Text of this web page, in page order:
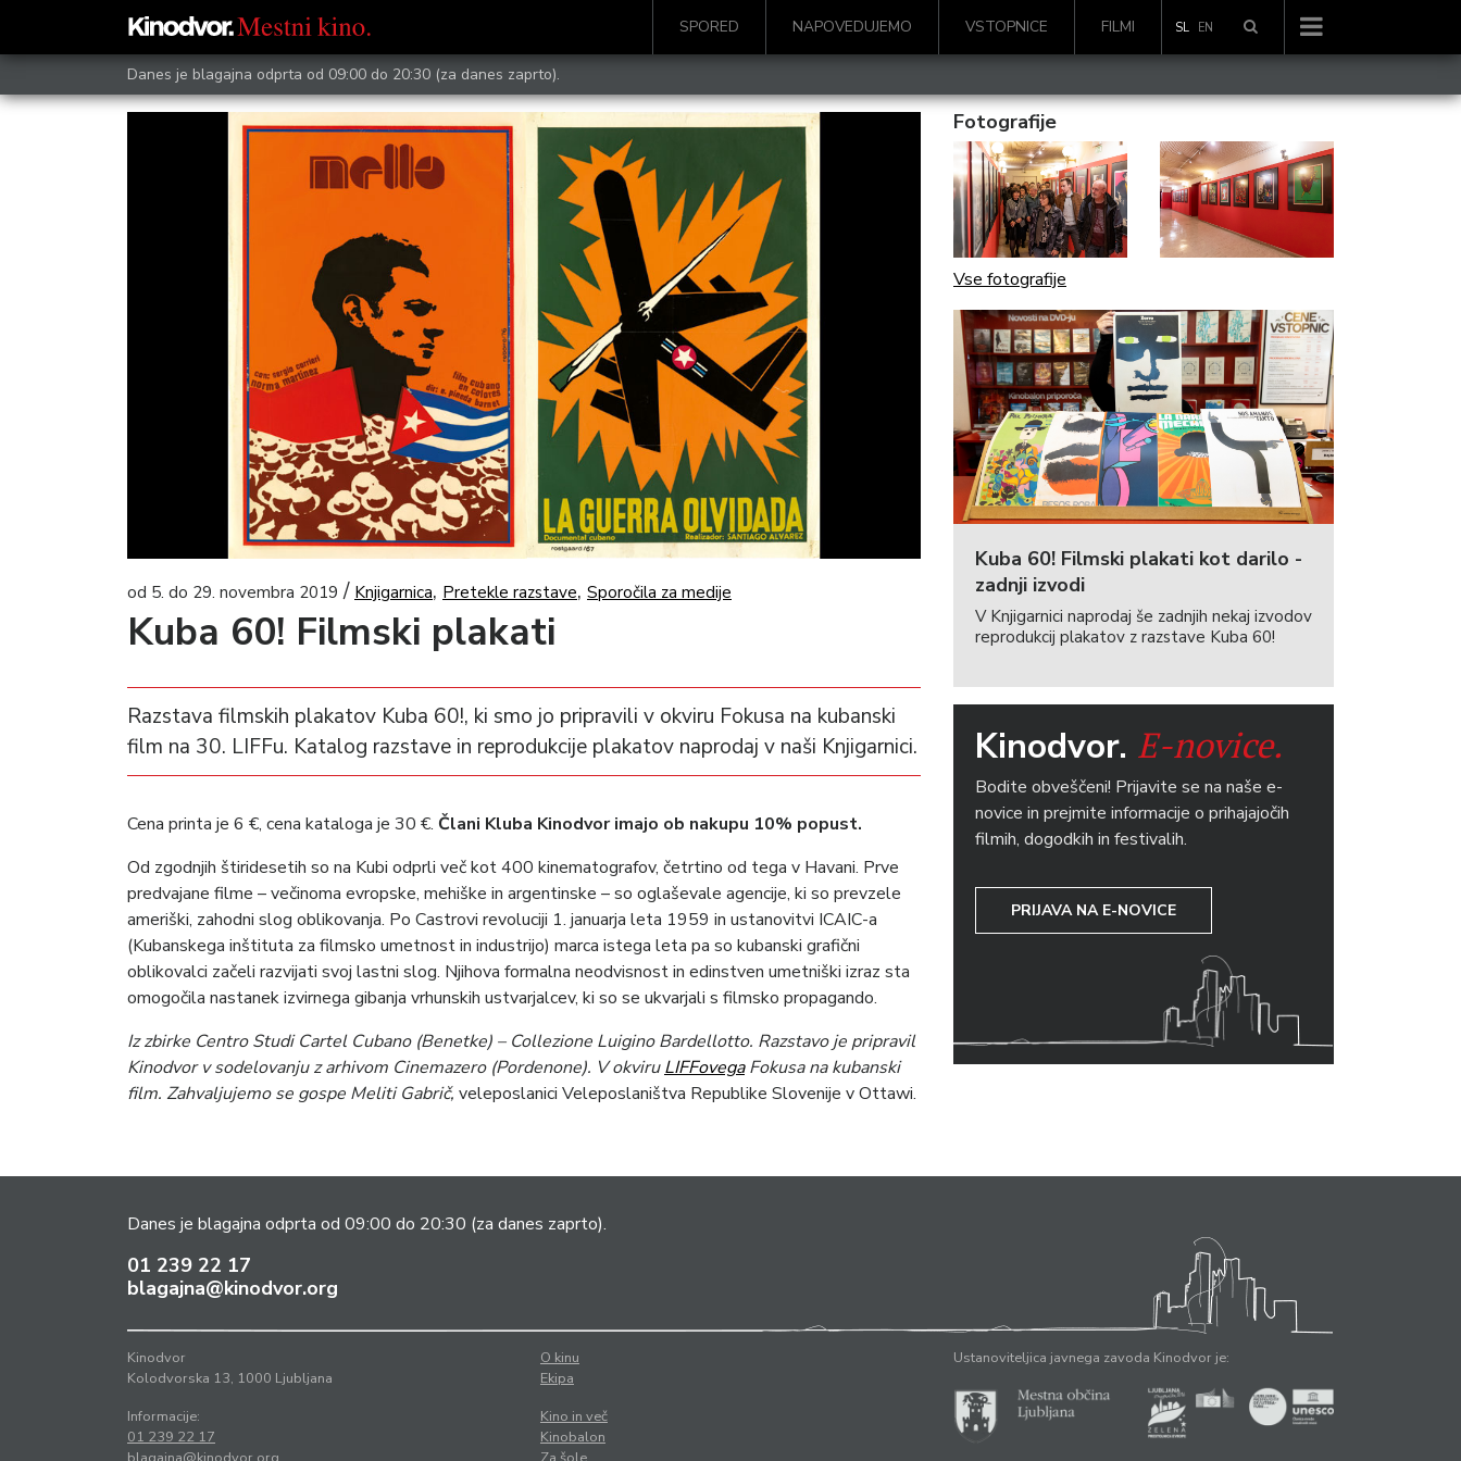
SPORED NAPOVEDUJEMO VSTOPNICE FILMI SL EN
Danes je blagajna odprta od 09:00 do 20:30 (za danes zaprto).
od 5. do 29. novembra 2019 / Knjigarnica, Pretekle razstave, Sporočila za medije
Kuba 60! Filmski plakati
Razstava filmskih plakatov Kuba 60!, ki smo jo pripravili v okviru Fokusa na kubanski
film na 30. LIFFu. Katalog razstave in reprodukcije plakatov naprodaj v naši Knjigarnici.
Cena printa je 6 €, cena kataloga je 30 €. Člani Kluba Kinodvor imajo ob nakupu 10% popust.
Od zgodnjih štiridesetih so na Kubi odprli več kot 400 kinematografov, četrtino od tega v Havani. Prve
predvajane filme – večinoma evropske, mehiške in argentinske – so oglaševale agencije, ki so prevzele
ameriški, zahodni slog oblikovanja. Po Castrovi revoluciji 1. januarja leta 1959 in ustanovitvi ICAIC-a
(Kubanskega inštituta za filmsko umetnost in industrijo) marca istega leta pa so kubanski grafični
oblikovalci začeli razvijati svoj lastni slog. Njihova formalna neodvisnost in edinstven umetniški izraz sta
omogočila nastanek izvirnega gibanja vrhunskih ustvarjalcev, ki so se ukvarjali s filmsko propagando.
Iz zbirke Centro Studi Cartel Cubano (Benetke) – Collezione Luigino Bardellotto. Razstavo je pripravil
Kinodvor v sodelovanju z arhivom Cinemazero (Pordenone). V okviruLIFFovegaFokusa na kubanski
film. Zahvaljujemo se gospe Meliti Gabrič, veleposlanici Veleposlaništva Republike Slovenije v Ottawi.
Fotografije
Vse fotografije
Kuba 60! Filmski plakati kot darilo -
zadnji izvodi
V Knjigarnici naprodaj še zadnjih nekaj izvodov
reprodukcij plakatov z razstave Kuba 60!
Kinodvor. E-novice.
Bodite obveščeni! Prijavite se na naše e-
novice in prejmite informacije o prihajajočih
filmih, dogodkih in festivalih.
PRIJAVA NA E-NOVICE
Danes je blagajna odprta od 09:00 do 20:30 (za danes zaprto).
01 239 22 17
blagajna@kinodvor.org
Kinodvor
Kolodvorska 13, 1000 Ljubljana
Informacije:
01 239 22 17
O kinu
Ekipa
Kino in več
Kinobalon
Ustanoviteljica javnega zavoda Kinodvor je: